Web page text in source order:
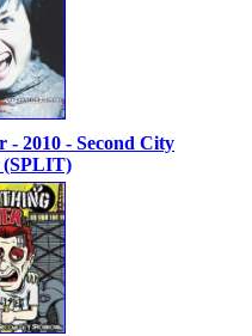
2010 - Second City
(SPLIT)